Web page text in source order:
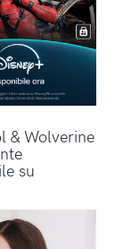
& Wolverine
su